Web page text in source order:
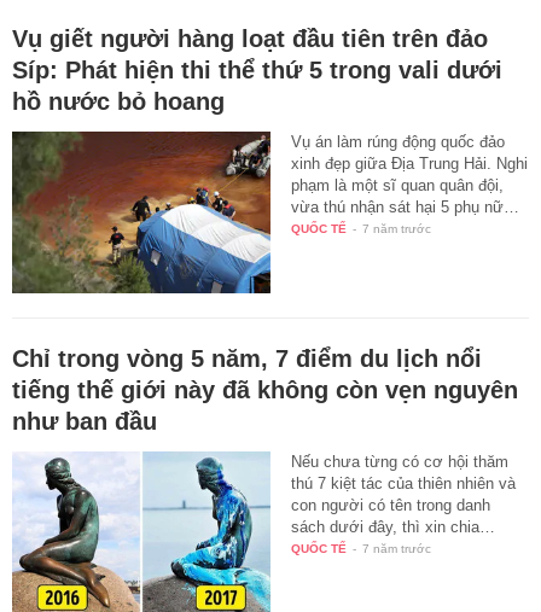
Vụ giết người hàng loạt đầu tiên trên đảo
Síp: Phát hiện thi thể thứ 5 trong vali dưới
hồ nước bỏ hoang
Vụ án làm rúng động quốc đảo
xinh đẹp giữa Địa Trung Hải. Nghi
phạm là một sĩ quan quân đội,
vừa thú nhận sát hại 5 phụ nữ…
QUỐC TẾ - 7 năm trước
Chỉ trong vòng 5 năm, 7 điểm du lịch nổi
tiếng thế giới này đã không còn vẹn nguyên
như ban đầu
Nếu chưa từng có cơ hội thăm
thú 7 kiệt tác của thiên nhiên và
con người có tên trong danh
sách dưới đây, thì xin chia…
QUỐC TẾ - 7 năm trước